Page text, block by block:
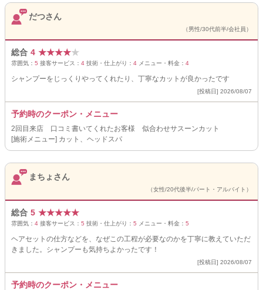
だつさん
（男性/30代前半/会社員）
総合 4 ★★★★★
雰囲気： 5 接客サービス： 4 技術・仕上がり： 4 メニュー・料金： 4
シャンプーをじっくりやってくれたり、丁寧なカットが良かったです
[投稿日] 2026/08/07
予約時のクーポン・メニュー
2回目来店 口コミ書いてくれたお客様 似合わせサスーンカット
[施術メニュー] カット、ヘッドスパ
まちょさん
（女性/20代後半/パート・アルバイト）
総合 5 ★★★★★
雰囲気： 4 接客サービス： 5 技術・仕上がり： 5 メニュー・料金： 5
ヘアセットの仕方などを、なぜこの工程が必要なのかを丁寧に教えていただ
きました。シャンプーも気持ちよかったです！
[投稿日] 2026/08/07
予約時のクーポン・メニュー